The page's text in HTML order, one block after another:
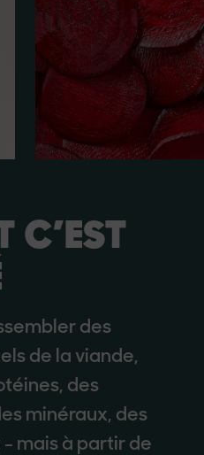
C’EST
des
de la viande,
des
minéraux, des
- mais à partir de